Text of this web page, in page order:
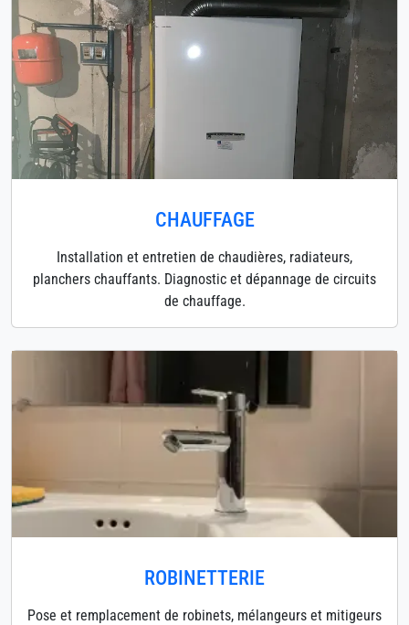
CHAUFFAGE
Installation et entretien de chaudières, radiateurs,
planchers chauffants. Diagnostic et dépannage de circuits
de chauffage.
ROBINETTERIE
Pose et remplacement de robinets, mélangeurs et mitigeurs